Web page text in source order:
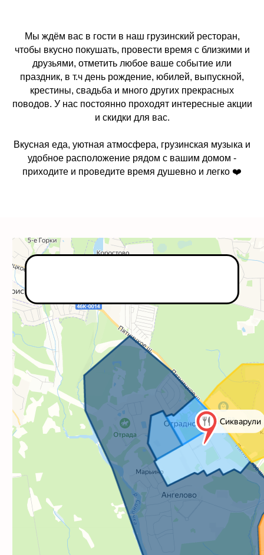
Мы ждём вас в гости в наш грузинский ресторан,
чтобы вкусно покушать, провести время с близкими и
друзьями, отметить любое ваше событие или
праздник, в т.ч день рождение, юбилей, выпускной,
крестины, свадьба и много других прекрасных
поводов. У нас постоянно проходят интересные акции
и скидки для вас.
Вкусная еда, уютная атмосфера, грузинская музыка и
удобное расположение рядом с вашим домом -
приходите и проведите время душевно и легко ❤️
Адрес:
+7 926 409 27 65
мкр. Микрогород в лесу,
ул. Кленовая, 6
пн-чт: 12:00 - 22:00
пт-вс: 12:00 - 23:00